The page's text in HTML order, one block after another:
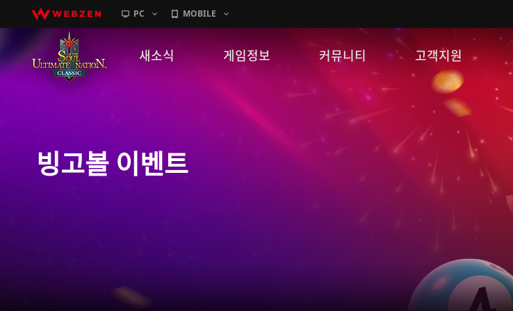
PC MOBILE
새소식
GM노트
이벤트
게임정보
세계관
캐릭터소개
커뮤니티
자유게시판
이미지게시판
공략 게시판
고객지원
FAQ
쿠폰등록
빙고볼 이벤트